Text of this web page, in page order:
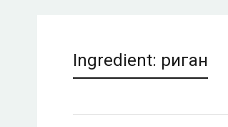
Ingredient: риган